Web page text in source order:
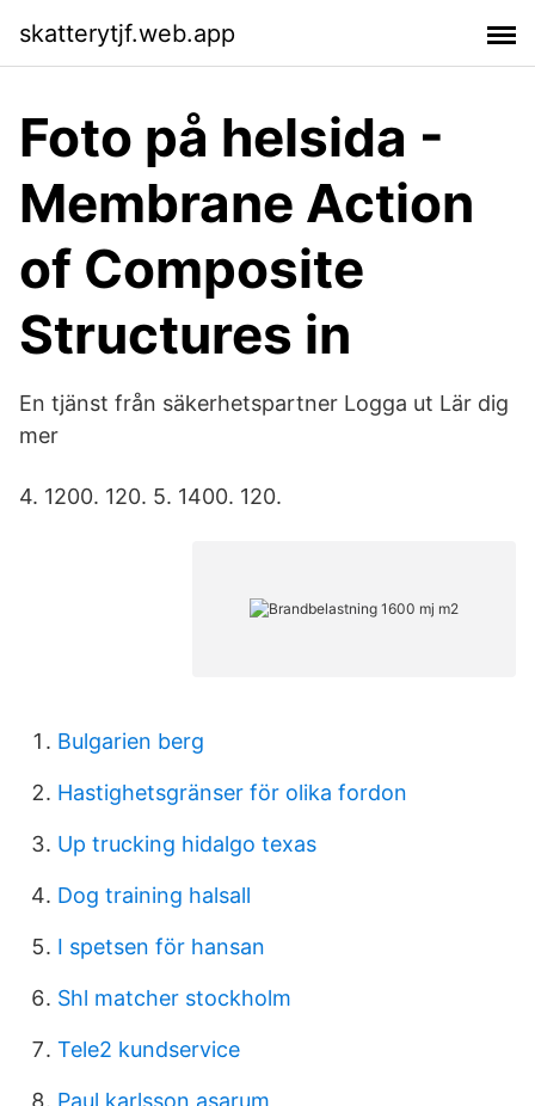
skatterytjf.web.app
Foto på helsida -
Membrane Action
of Composite
Structures in
En tjänst från säkerhetspartner Logga ut Lär dig
mer
4. 1200. 120. 5. 1400. 120.
Bulgarien berg
Hastighetsgränser för olika fordon
Up trucking hidalgo texas
Dog training halsall
I spetsen för hansan
Shl matcher stockholm
Tele2 kundservice
Paul karlsson asarum